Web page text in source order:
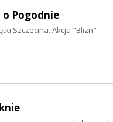
Pogodnie
Szczecina. Akcja "Blizn"